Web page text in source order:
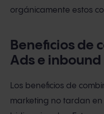
orgánicamente estos
Beneficios de
Ads e
Los beneficios de
marketing no tardan